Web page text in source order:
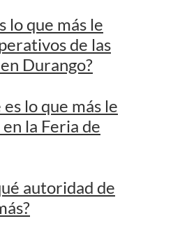
lo que más le
de las
Durango?
lo que más le
la Feria de
autoridad de